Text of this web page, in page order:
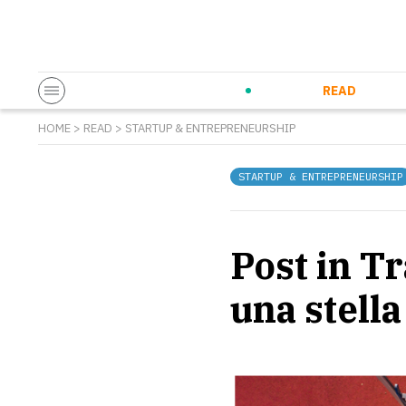
READ
HOME > READ > STARTUP & ENTREPRENEURSHIP
STARTUP & ENTREPRENEURSHIP
Post in
una